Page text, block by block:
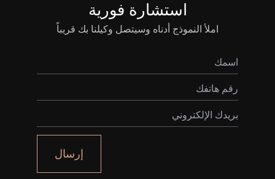
استشارة فورية
املأ النموذج أدناه وسيتصل وكيلنا بك قريباً
إرسال